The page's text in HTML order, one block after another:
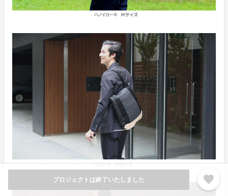
プロジェクトは終了いたしました favorite